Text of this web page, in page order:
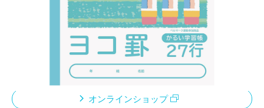
従来商品より約20％軽量化。本文には厚みはそのまま裏うつりは
従来品と同様。
ベルマーク運動参加商品
このノートの売り上げの一部は「あしなが育英会」に寄付されま
オンラインショップ